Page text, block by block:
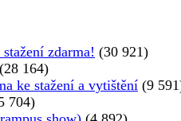
zdarma! (30 921)
(28 164)
ke stažení a vytištění (9
704)